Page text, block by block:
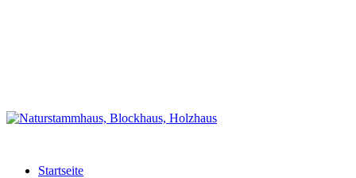
Startseite